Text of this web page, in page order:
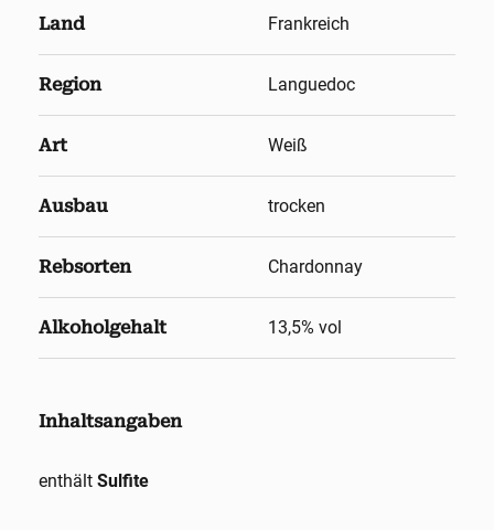
Land Frankreich
Region Languedoc
Art Weiß
Ausbau trocken
Rebsorten Chardonnay
Alkoholgehalt 13,5% vol
Inhaltsangaben
enthält Sulfite